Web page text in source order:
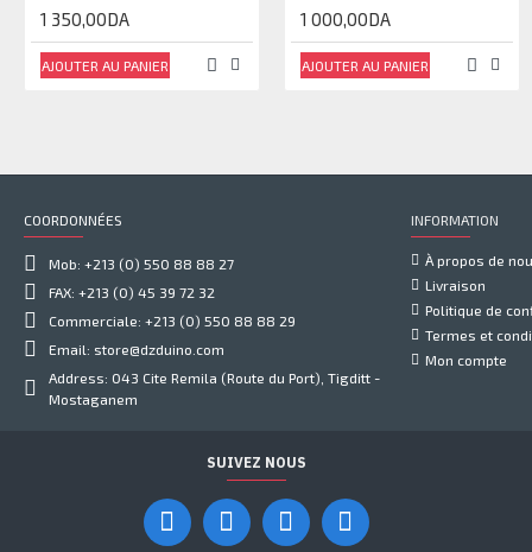
1 350,00DA
AJOUTER AU PANIER
1 000,00DA
AJOUTER AU PANIER
COORDONNÉES
Mob: +213 (0) 550 88 88 27
FAX: +213 (0) 45 39 72 32
Commerciale: +213 (0) 550 88 88 29
Email: store@dzduino.com
Address: 043 Cite Remila (Route du Port), Tigditt -
Mostaganem
INFORMATION
À propos de
Livraison
Politique de
Termes et
Mon compte
SUIVEZ NOUS